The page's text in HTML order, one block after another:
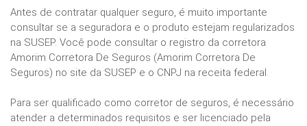
Antes de contratar qualquer seguro, é muito importante
consultar se a seguradora e o produto estejam regularizados
na SUSEP. Você pode consultar o registro da corretora
Amorim Corretora De Seguros (Amorim Corretora De
Seguros) no site da SUSEP e o CNPJ na receita federal.
Para ser qualificado como corretor de seguros, é necessário
atender a determinados requisitos e ser licenciado pela